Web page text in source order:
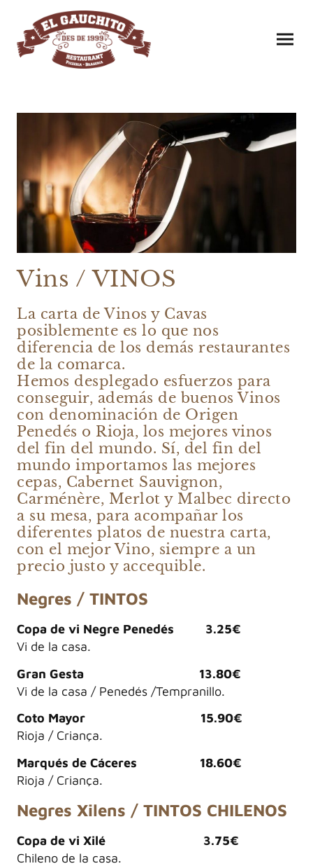
Vins / VINOS
La carta de Vinos y Cavas
posiblemente es lo que nos
diferencia de los demás restaurantes
de la comarca.
Hemos desplegado esfuerzos para
conseguir, además de buenos Vinos
con denominación de Origen
Penedés o Rioja, los mejores vinos
del fin del mundo. Sí, del fin del
mundo importamos las mejores
cepas, Cabernet Sauvignon,
Carménère, Merlot y Malbec directo
a su mesa, para acompañar los
diferentes platos de nuestra carta,
con el mejor Vino, siempre a un
precio justo y accequible.
Negres / TINTOS
Copa de vi Negre Penedés 3.25€
Vi de la casa.
Gran Gesta 13.80€
Vi de la casa / Penedés /Tempranillo.
Coto Mayor 15.90€
Rioja / Criança.
Marqués de Cáceres 18.60€
Rioja / Criança.
Negres Xilens / TINTOS CHILENOS
Copa de vi Xilé 3.75€
Chileno de la casa.